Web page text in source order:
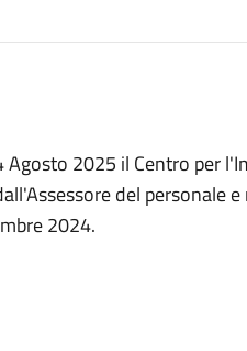
Agosto 2025 il Centro per
del personale
2024.